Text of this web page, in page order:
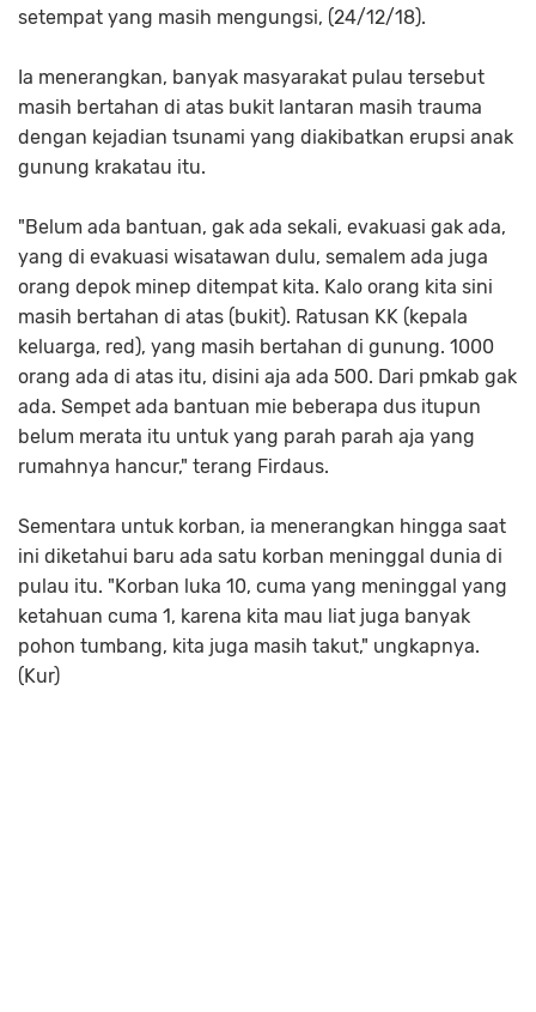
setempat yang masih mengungsi, (24/12/18).
Ia menerangkan, banyak masyarakat pulau tersebut
masih bertahan di atas bukit lantaran masih trauma
dengan kejadian tsunami yang diakibatkan erupsi anak
gunung krakatau itu.
"Belum ada bantuan, gak ada sekali, evakuasi gak ada,
yang di evakuasi wisatawan dulu, semalem ada juga
orang depok minep ditempat kita. Kalo orang kita sini
masih bertahan di atas (bukit). Ratusan KK (kepala
keluarga, red), yang masih bertahan di gunung. 1000
orang ada di atas itu, disini aja ada 500. Dari pmkab gak
ada. Sempet ada bantuan mie beberapa dus itupun
belum merata itu untuk yang parah parah aja yang
rumahnya hancur," terang Firdaus.
Sementara untuk korban, ia menerangkan hingga saat
ini diketahui baru ada satu korban meninggal dunia di
pulau itu. "Korban luka 10, cuma yang meninggal yang
ketahuan cuma 1, karena kita mau liat juga banyak
pohon tumbang, kita juga masih takut," ungkapnya.
(Kur)